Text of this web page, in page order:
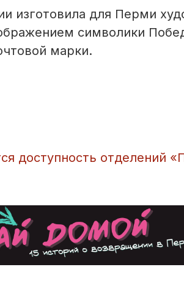
изготовила для Перми
символики
марки.
доступность отделений